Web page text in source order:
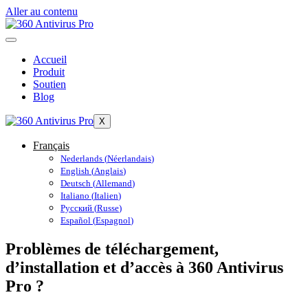
Aller au contenu
Accueil
Produit
Soutien
Blog
X
Français
Nederlands (Néerlandais)
English (Anglais)
Deutsch (Allemand)
Italiano (Italien)
Русский (Russe)
Español (Espagnol)
Problèmes de téléchargement,
d’installation et d’accès à 360 Antivirus
Pro ?